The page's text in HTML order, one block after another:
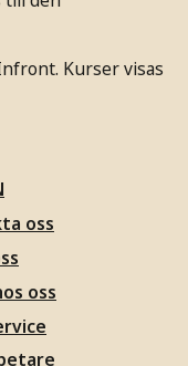
Kurser visas
oss
oss